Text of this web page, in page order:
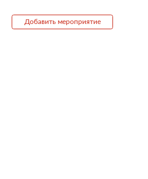
Добавить мероприятие